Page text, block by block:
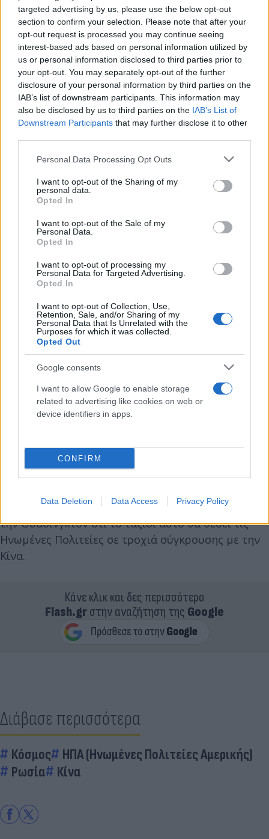
targeted advertising by us, please use the below opt-out
section to confirm your selection. Please note that after your
opt-out request is processed you may continue seeing
interest-based ads based on personal information utilized by
us or personal information disclosed to third parties prior to
your opt-out. You may separately opt-out of the further
disclosure of your personal information by third parties on the
IAB’s list of downstream participants. This information may
also be disclosed by us to third parties on the IAB’s List of
Downstream Participants that may further disclose it to other
Please note that this website/app uses one or more Google
not limited to your visit or usage behaviour. You may click to
grant or deny consent to Google and its third-party tags to
use your data for below specified purposes in below Google
consent section.
Personal Data Processing Opt Outs
I want to opt-out of the Sharing of my
personal data.
Opted In
I want to opt-out of the Sale of my
Personal Data.
Opted In
I want to opt-out of processing my
Personal Data for Targeted Advertising.
Opted In
I want to opt-out of Collection, Use,
Retention, Sale, and/or Sharing of my
Personal Data that Is Unrelated with the
Purposes for which it was collected.
Opted Out
Google consents
I want to allow Google to enable storage
related to advertising like cookies on web or
device identifiers in apps.
CONFIRM
Data Deletion Data Access Privacy Policy
όσον αφορά το πρόβλημα της Ταϊβάν», δήλωσε το
ρωσικό υπουργείο Εξωτερικών. Το υπουργείο
χαρακτήρισε την επίσκεψη της Πελόζι στην Ταϊβάν
«σαφή πρόκληση» με στόχο τον περιορισμό της
Κίνας.
σε σχέση με την επίσκεψη αυτή, προειδοποιώντας
την Ουάσινγκτον ότι το ταξίδι αυτό θα θέσει τις
Ηνωμένες Πολιτείες σε τροχιά σύγκρουσης με την
Κίνα.
Κάνε κλικ και δες περισσότερο
Flash.grστην αναζήτηση της Google
Διάβασε περισσότερα
Κόσμος
ΗΠΑ (Ηνωμένες Πολιτείες Αμερικής)
Ρωσία
Κίνα